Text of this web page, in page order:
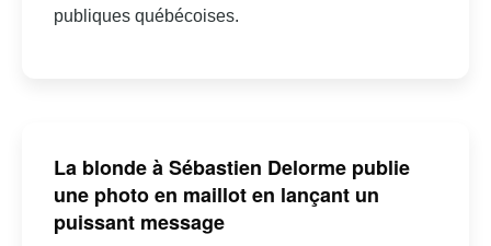
publiques québécoises.
La blonde à Sébastien Delorme publie
une photo en maillot en lançant un
puissant message